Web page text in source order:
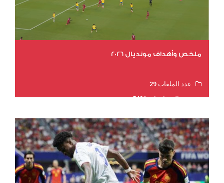
ملخص وأهداف مونديال 2026
عدد الملفات 29
عدد المشاهدات 5401